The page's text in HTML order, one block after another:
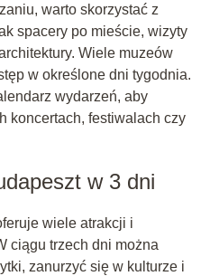
warto skorzystać z
spacery po mieście, wizyty
Wiele muzeów
w określone dni tygodnia.
wydarzeń, aby
koncertach, festiwalach czy
w 3 dni
wiele atrakcji i
ciągu trzech dni można
zanurzyć się w kulturze i